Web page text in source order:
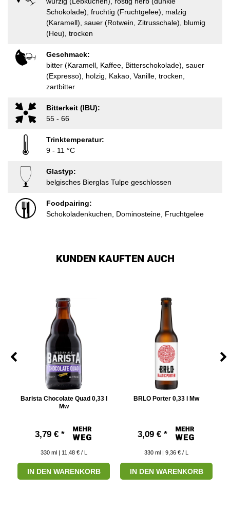
Schokolade), fruchtig (Fruchtgelee), malzig
(Karamell), sauer (Rotwein, Zitrusschale), blumig
(Heu), trocken
Geschmack:
bitter (Karamell, Kaffee, Bitterschokolade), sauer
(Expresso), holzig, Kakao, Vanille, trocken,
zartbitter
Bitterkeit (IBU):
55 - 66
Trinktemperatur:
9 - 11 °C
Glastyp:
belgisches Bierglas Tulpe geschlossen
Foodpairing:
Schokoladenkuchen, Dominosteine, Fruchtgelee
KUNDEN KAUFTEN AUCH
Barista Chocolate Quad 0,33 l
Mw
3,79 € *
330 ml | 11,48 € / L
IN DEN WARENKORB
BRLO Porter 0,33 l Mw
3,09 € *
330 ml | 9,36 € / L
IN DEN WARENKORB